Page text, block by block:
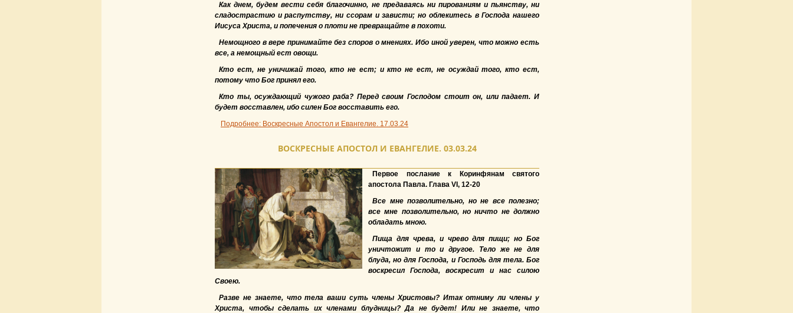
Как днем, будем вести себя благочинно, не предаваясь ни пированиям и пьянству, ни
сладострастию и распутству, ни ссорам и зависти; но облекитесь в Господа нашего
Иисуса Христа, и попечения о плоти не превращайте в похоти.
Немощного в вере принимайте без споров о мнениях. Ибо иной уверен, что можно есть
все, а немощный ест овощи.
Кто ест, не уничижай того, кто не ест; и кто не ест, не осуждай того, кто ест,
потому что Бог принял его.
Кто ты, осуждающий чужого раба? Перед своим Господом стоит он, или падает. И
будет восставлен, ибо силен Бог восставить его.
Подробнее: Воскресные Апостол и Евангелие. 17.03.24
ВОСКРЕСНЫЕ АПОСТОЛ И ЕВАНГЕЛИЕ. 03.03.24
Первое послание к Коринфянам святого
апостола Павла. Глава VI, 12-20
Все мне позволительно, но не все полезно;
все мне позволительно, но ничто не должно
обладать мною.
Пища для чрева, и чрево для пищи; но Бог
уничтожит и то и другое. Тело же не для
блуда, но для Господа, и Господь для тела. Бог
воскресил Господа, воскресит и нас силою
Своею.
Разве не знаете, что тела ваши суть члены Христовы? Итак отниму ли члены у
Христа, чтобы сделать их членами блудницы? Да не будет! Или не знаете, что